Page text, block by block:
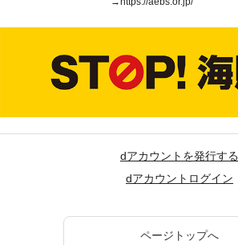
dアカウントを発行する
dアカウントログイン
ページトップへ